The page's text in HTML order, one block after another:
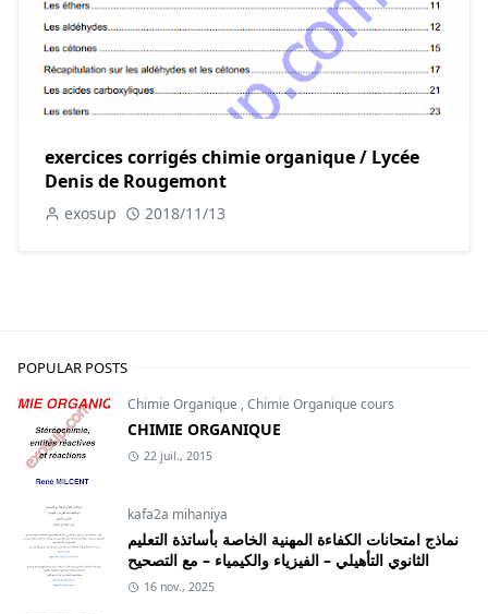
exercices corrigés chimie organique / Lycée
Denis de Rougemont
exosup 2018/11/13
POPULAR POSTS
Chimie Organique ,Chimie Organique cours
CHIMIE ORGANIQUE
22 juil., 2015
kafa2a mihaniya
نماذج امتحانات الكفاءة المهنية الخاصة بأساتذة التعليم
الثانوي التأهيلي – الفيزياء والكيمياء – مع التصحيح
16 nov., 2025